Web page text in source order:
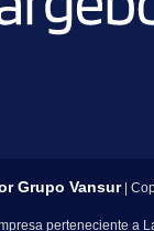
Grupo Vansur|
perteneciente a